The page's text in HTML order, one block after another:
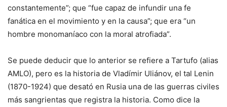
constantemente”; que “fue capaz de infundir una fe
fanática en el movimiento y en la causa”; que era “un
hombre monomaníaco con la moral atrofiada”.
Se puede deducir que lo anterior se refiere a Tartufo (alias
AMLO), pero es la historia de Vladímir Uliánov, el tal Lenin
(1870-1924) que desató en Rusia una de las guerras civiles
más sangrientas que registra la historia. Como dice la